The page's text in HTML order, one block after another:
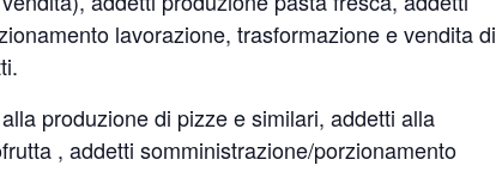
lavorazione, trasformazione e vendita di
produzione di pizze e similari, addetti alla
, addetti somministrazione/porzionamento